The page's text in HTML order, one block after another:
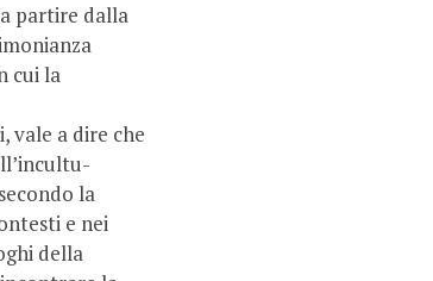
partire dalla
cui la
vale a dire che
la
e nei
della